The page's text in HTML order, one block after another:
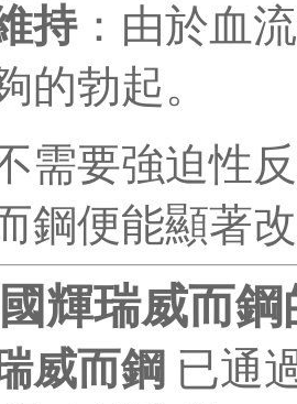
持：由於血
的勃起。
需要強迫性
鋼便能顯著
輝瑞威而鋼
威而鋼 已通